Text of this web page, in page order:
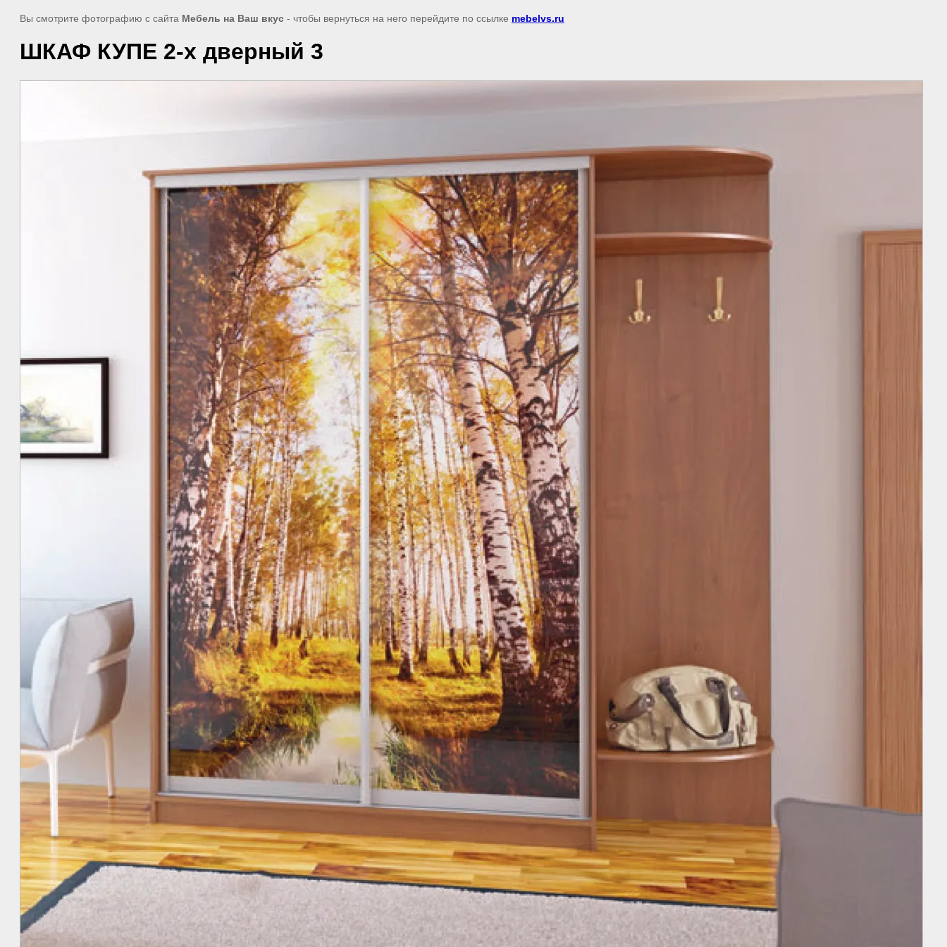
Вы смотрите фотографию с сайта Мебель на Ваш вкус - чтобы вернуться на него перейдите по ссылке mebelvs.ru
ШКАФ КУПЕ 2-х дверный 3